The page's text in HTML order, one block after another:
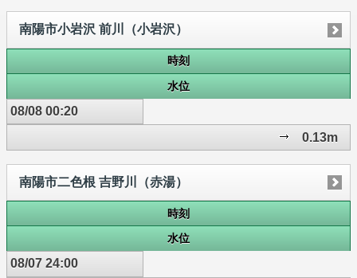
南陽市小岩沢 前川（小岩沢）
時刻
水位
08/08 00:20
0.13m
南陽市二色根 吉野川（赤湯）
時刻
水位
08/07 24:00